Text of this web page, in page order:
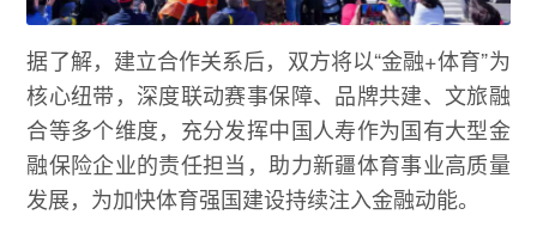
据了解，建立合作关系后，双方将以“金融+体育”为
核心纽带，深度联动赛事保障、品牌共建、文旅融
合等多个维度，充分发挥中国人寿作为国有大型金
融保险企业的责任担当，助力新疆体育事业高质量
发展，为加快体育强国建设持续注入金融动能。